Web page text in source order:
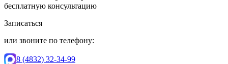
бесплатную консультацию
Записаться
или звоните по телефону:
8 (4832) 32-34-99